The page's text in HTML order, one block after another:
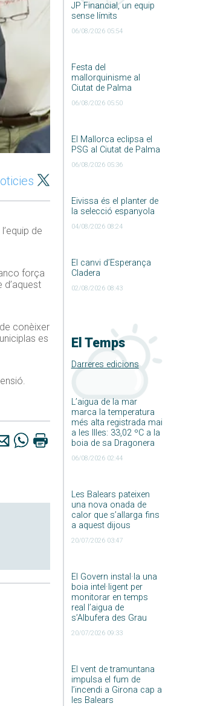
JP Financial, un equip
sense límits
06/08/2026 05:54
Festa del
mallorquinisme al
Ciutat de Palma
06/08/2026 05:50
El Mallorca eclipsa el
PSG al Ciutat de Palma
06/08/2026 05:36
Eivissa és el planter de
la selecció espanyola
04/08/2026 08:24
El canvi d’Esperança
Cladera
02/08/2026 08:43
El Temps
Darreres edicions
L’aigua de la mar
marca la temperatura
més alta registrada mai
a les Illes: 33,02 ºC a la
boia de sa Dragonera
06/08/2026 02:44
Les Balears pateixen
una nova onada de
calor que s’allarga fins
a aquest dijous
20/07/2026 03:47
El Govern instal·la una
boia intel·ligent per
monitorar en temps
real l’aigua de
s’Albufera des Grau
20/07/2026 09:33
El vent de tramuntana
impulsa el fum de
l’incendi a Girona cap a
les Balears
de
força
d’aquest
conèixer
es